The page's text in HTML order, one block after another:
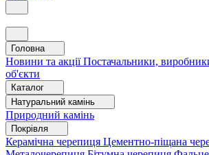
Головна
Новини та акціїПостачальники,
об'єкти
Каталог
Натуральний камінь
Природний камінь
Покрівля
Керамічна черепиця Цементно-піщана